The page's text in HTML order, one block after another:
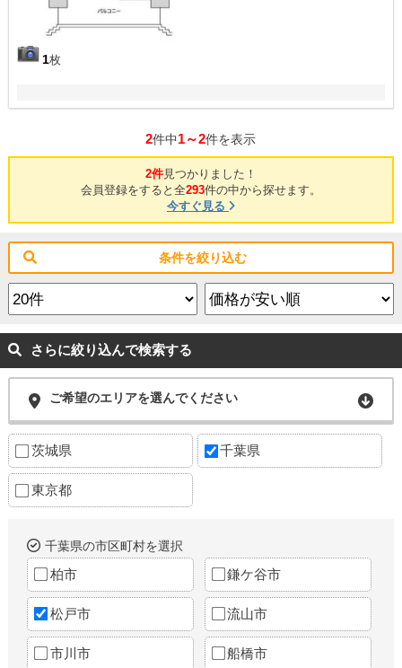
1枚
2件中1～2件を表示
2件見つかりました！
会員登録をすると全293件の中から探せます。
今すぐ見る
条件を絞り込む
さらに絞り込んで検索する
ご希望のエリアを選んでください
茨城県 千葉県
東京都
千葉県の市区町村を選択
柏市 鎌ケ谷市
松戸市 流山市
市川市 船橋市